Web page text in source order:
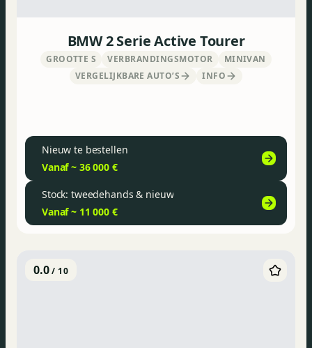
BMW 2 Serie Active Tourer
GROOTTE S VERBRANDINGSMOTOR
MINIVAN
VERGELIJKBARE AUTO’S
INFO
Nieuw te bestellen
Vanaf ~ 36 000 €
Stock: tweedehands & nieuw
Vanaf ~ 11 000 €
0.0/ 10